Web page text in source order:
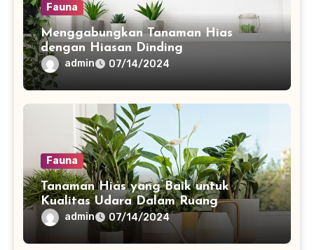
Fauna
Menggabungkan Tanaman Hias
dengan Hiasan Dinding
admin 07/14/2024
Fauna
Tanaman Hias yang Baik untuk
Kualitas Udara Dalam Ruang
admin 07/14/2024